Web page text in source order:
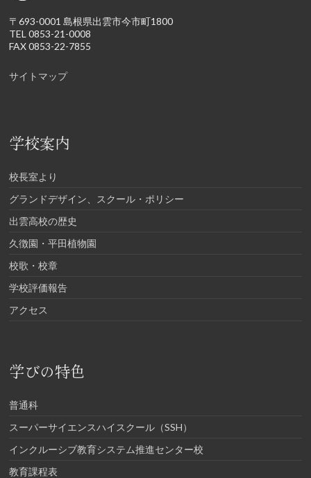
〒693-0001 島根県出雲市今市町1800
TEL 0853-21-0008
FAX 0853-22-7855
サイトマップ
学校案内
校長室より
グランドデザイン、スクール・ポリシー
出雲高校の歴史
久徴園・平田植物園
校歌・校章
学校評価報告
アクセス
学びの特色
普通科
スーパーサイエンスハイスクール（SSH）
インクルーシブ教育システム推進センター校
教育課程表